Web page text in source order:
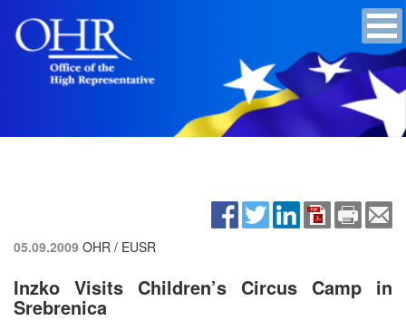
05.09.2009 OHR / EUSR
Inzko Visits Children’s Circus Camp in
Srebrenica